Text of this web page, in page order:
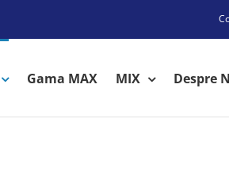
Gama MAX MIX Despre